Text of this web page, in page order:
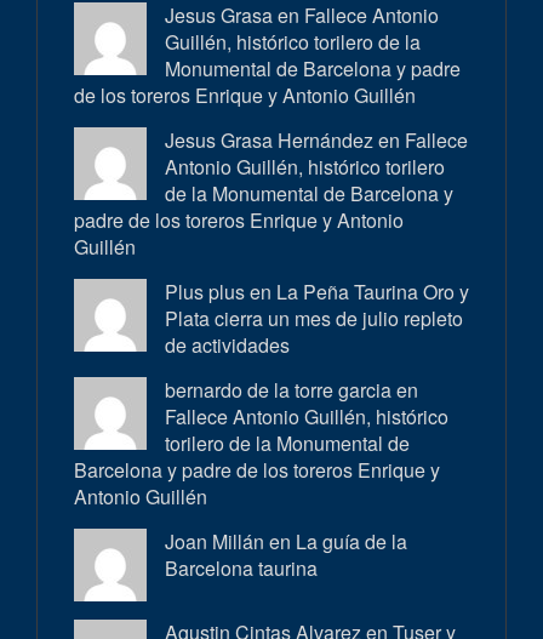
Jesus Grasa en Fallece Antonio
Guillén, histórico torilero de la
Monumental de Barcelona y padre
de los toreros Enrique y Antonio Guillén
Jesus Grasa Hernández en Fallece
Antonio Guillén, histórico torilero
de la Monumental de Barcelona y
padre de los toreros Enrique y Antonio
Guillén
Plus plus en La Peña Taurina Oro y
Plata cierra un mes de julio repleto
de actividades
bernardo de la torre garcia en
Fallece Antonio Guillén, histórico
torilero de la Monumental de
Barcelona y padre de los toreros Enrique y
Antonio Guillén
Joan Millán en La guía de la
Barcelona taurina
Agustin Cintas Alvarez en Tuser y